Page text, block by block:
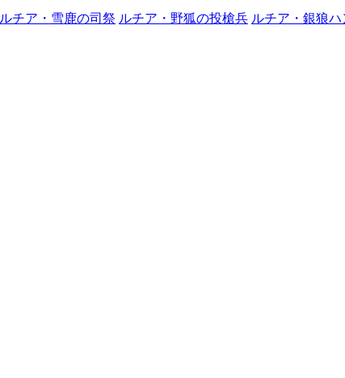
ルチア・雪鹿の司祭 ルチア・野狐の投槍兵 ルチア・銀狼